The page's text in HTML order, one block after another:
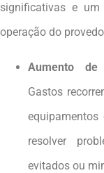
significativas e
operação do
Aumento de
Gastos
equipamentos
resolver
evitados ou